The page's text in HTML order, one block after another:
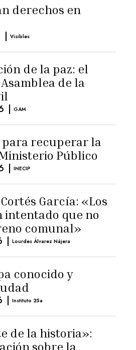
derechos en
| Visibles
de la paz: el
de la
| GAM
para recuperar la
Público
| INECIP
García: «Los
intentado que no
comunal»
| Lourdes Álvarez Nájera
conocido y
| Instituto 25a
de la historia»:
sobre la